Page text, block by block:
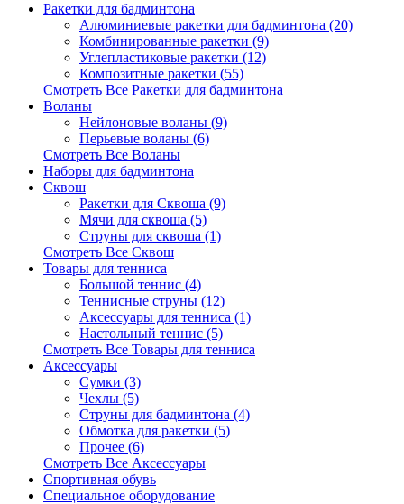
Ракетки для бадминтона
Алюминиевые ракетки для бадминтона (20)
Комбинированные ракетки (9)
Углепластиковые ракетки (12)
Композитные ракетки (55)
Смотреть Все Ракетки для бадминтона
Воланы
Нейлоновые воланы (9)
Перьевые воланы (6)
Смотреть Все Воланы
Наборы для бадминтона
Сквош
Ракетки для Сквоша (9)
Мячи для сквоша (5)
Cтруны для сквоша (1)
Смотреть Все Сквош
Товары для тенниса
Большой теннис (4)
Теннисные струны (12)
Аксессуары для тенниса (1)
Настольный теннис (5)
Смотреть Все Товары для тенниса
Аксессуары
Сумки (3)
Чехлы (5)
Струны для бадминтона (4)
Обмотка для ракетки (5)
Прочее (6)
Смотреть Все Аксессуары
Спортивная обувь
Специальное оборудование